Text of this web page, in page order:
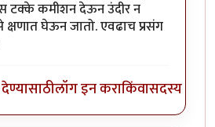
टक्के कमीशन देऊन उंदीर न
क्षणात घेऊन जातो. एवढाच प्रसंग
लॉग इन कराकिंवासदस्य व्हा